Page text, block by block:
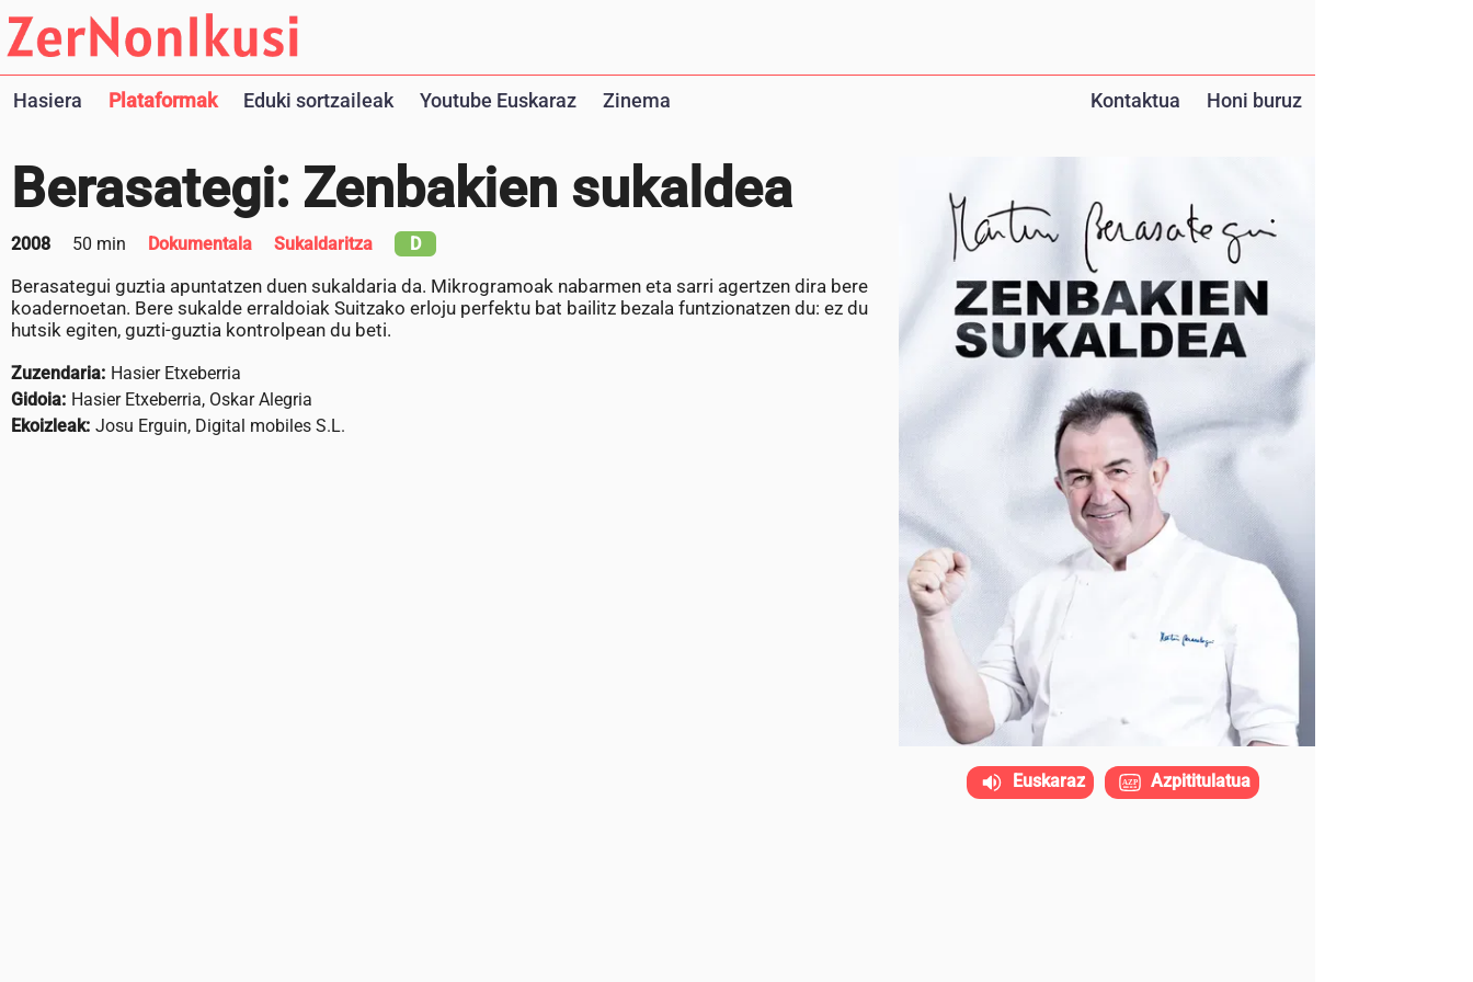
Hasiera Plataformak Eduki sortzaileak Youtube Euskaraz Zinema Kontaktua Honi buruz
Berasategi: Zenbakien sukaldea
2008 50 min Dokumentala Sukaldaritza D
Berasategui guztia apuntatzen duen sukaldaria da. Mikrogramoak nabarmen eta sarri agertzen dira bere
koadernoetan. Bere sukalde erraldoiak Suitzako erloju perfektu bat bailitz bezala funtzionatzen du: ez du
hutsik egiten, guzti-guztia kontrolpean du beti.
Zuzendaria: Hasier Etxeberria
Gidoia: Hasier Etxeberria, Oskar Alegria
Ekoizleak: Josu Erguin, Digital mobiles S.L.
Euskaraz Azpititulatua